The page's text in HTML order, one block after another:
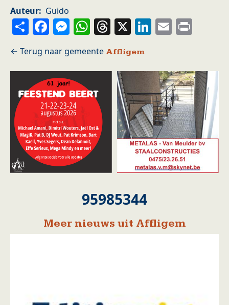
Auteur Guido
ShareFacebook
Messenger
WhatsApp
Threads
X LinkedIn
Email
Affligem
95985344
Meer nieuws uit Affligem